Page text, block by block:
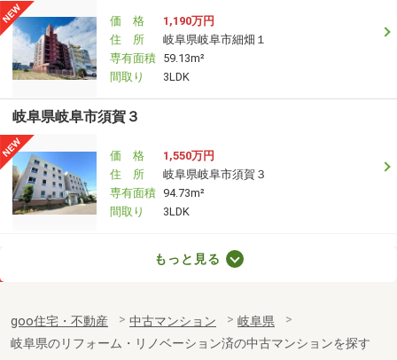
価 格
1,190万円
住 所
岐阜県岐阜市細畑１
専有面積 59.13m²
間取り
3LDK
岐阜県岐阜市須賀３
価 格
1,550万円
住 所
岐阜県岐阜市須賀３
専有面積 94.73m²
間取り
3LDK
岐阜県岐阜市茜部中島２丁目
専有面積 73.94m²
間取り
3LDK
もっと見る
goo住宅・不動産 中古マンション
岐阜県
岐阜県のリフォーム・リノベーション済の中古マンションを探す